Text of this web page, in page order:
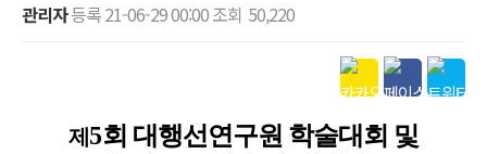
관리자등록21-06-29 00:00조회 50,220
제 5회 대행선연구원 학술대회 및